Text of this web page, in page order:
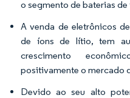
o segmento de baterias
A venda de eletrônicos
de íons de lítio, tem
crescimento
positivamente o mercado
Devido ao seu alto